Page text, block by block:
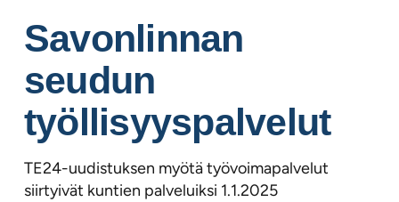
Savonlinnan
seudun
työllisyyspalvelut
TE24-uudistuksen myötä työvoimapalvelut
siirtyivät kuntien palveluiksi 1.1.2025